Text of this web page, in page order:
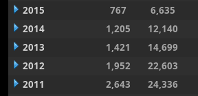
2015
767 6,635
2014
1,205 12,140
2013
1,421 14,699
2012
1,952 22,603
2011
2,643 24,336